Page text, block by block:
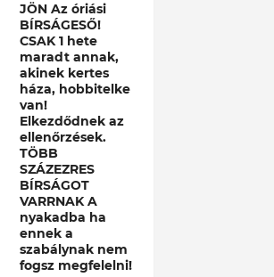
JÖN Az óriási
BÍRSÁGESŐ!
CSAK 1 hete
maradt annak,
akinek kertes
háza, hobbitelke
van!
Elkezdődnek az
ellenőrzések.
TÖBB
SZÁZEZRES
BÍRSÁGOT
VARRNAK A
nyakadba ha
ennek a
szabálynak nem
fogsz megfelelni!